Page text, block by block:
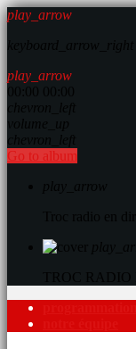
play_arrow
play_arrow
Go to album